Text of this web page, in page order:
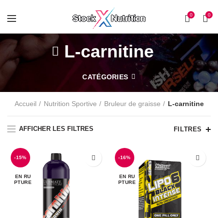
0 0
L-carnitine
CATÉGORIES
Accueil Nutrition Sportive Bruleur de graisse L-carnitine
AFFICHER LES FILTRES FILTRES
-15%
EN RU
PTURE
-16%
EN RU
PTURE